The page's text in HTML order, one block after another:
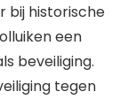
bij historische
een
beveiliging.
tegen